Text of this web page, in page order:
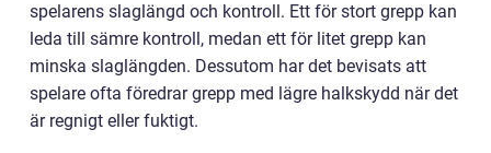
spelarens slaglängd och kontroll. Ett för stort grepp kan
leda till sämre kontroll, medan ett för litet grepp kan
minska slaglängden. Dessutom har det bevisats att
spelare ofta föredrar grepp med lägre halkskydd när det
är regnigt eller fuktigt.